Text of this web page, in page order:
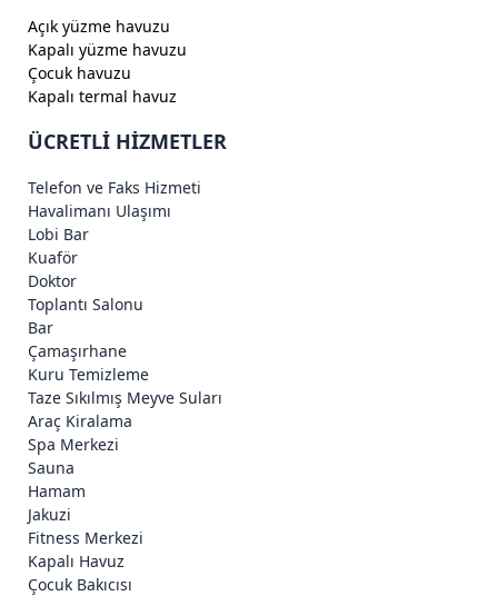
Açık yüzme havuzu
Kapalı yüzme havuzu
Çocuk havuzu
Kapalı termal havuz
ÜCRETLİ HİZMETLER
Telefon ve Faks Hizmeti
Havalimanı Ulaşımı
Lobi Bar
Kuaför
Doktor
Toplantı Salonu
Bar
Çamaşırhane
Kuru Temizleme
Taze Sıkılmış Meyve Suları
Araç Kiralama
Spa Merkezi
Sauna
Hamam
Jakuzi
Fitness Merkezi
Kapalı Havuz
Çocuk Bakıcısı